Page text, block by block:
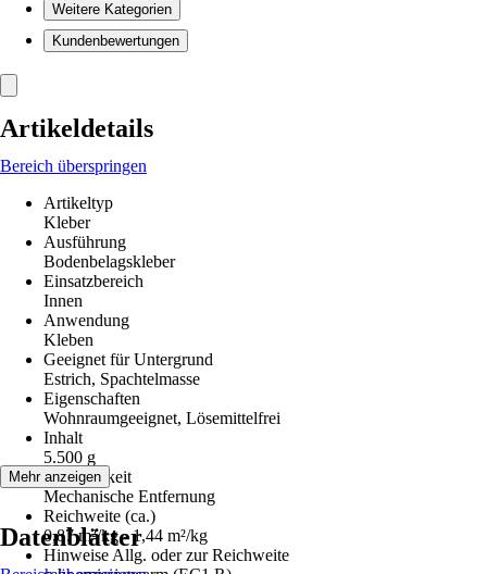
Weitere Kategorien
Kundenbewertungen
Artikeldetails
Bereich überspringen
Artikeltyp
Kleber
Ausführung
Bodenbelagskleber
Einsatzbereich
Innen
Anwendung
Kleben
Geeignet für Untergrund
Estrich, Spachtelmasse
Eigenschaften
Wohnraumgeeignet, Lösemittelfrei
Inhalt
5.500 g
Ablösbarkeit
Mechanische Entfernung
Reichweite (ca.)
0,87 m²/kg - 1,44 m²/kg
Hinweise Allg. oder zur Reichweite
Mehr anzeigen
Datenblätter